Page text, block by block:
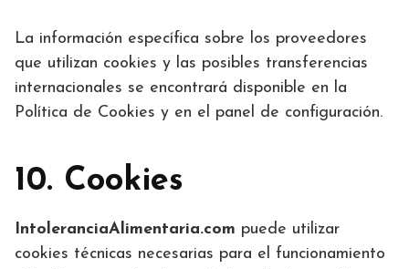
La información específica sobre los proveedores
que utilizan cookies y las posibles transferencias
internacionales se encontrará disponible en la
Política de Cookies y en el panel de configuración.
10. Cookies
IntoleranciaAlimentaria.com puede utilizar
cookies técnicas necesarias para el funcionamiento